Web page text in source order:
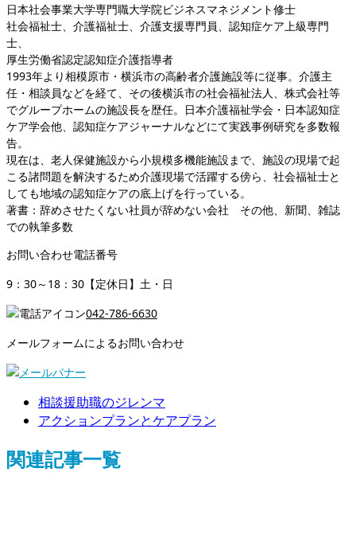
日本社会事業大学専門職大学院ビジネスマネジメント修士
社会福祉士、介護福祉士、介護支援専門員、認知症ケア上級専門
士、
厚生労働省認定認知症介護指導者
1993年より相模原市・横浜市の高齢者介護施設等に従事。介護主
任・相談員などを経て、その後横浜市の社会福祉法人、株式会社等
でグループホームの施設長を歴任。日本介護福祉学会・日本認知症
ケア学会他、認知症ケアジャーナルなどにて実践事例研究を多数報
告。
現在は、老人保健施設から小規模多機能施設まで、施設の現場で起
こる諸問題を解決するため介護現場で活躍する傍ら、社会福祉士と
しても地域の認知症ケアの底上げを行っている。
著書：辞めさせたくない社員が辞めない会社 その他、新聞、雑誌
での執筆多数
お問い合わせ電話番号
9：30～18：30【定休日】土・日
042-786-6630
メールフォームによるお問い合わせ
相談援助職のジレンマ
アクションプランとケアプラン
関連記事一覧